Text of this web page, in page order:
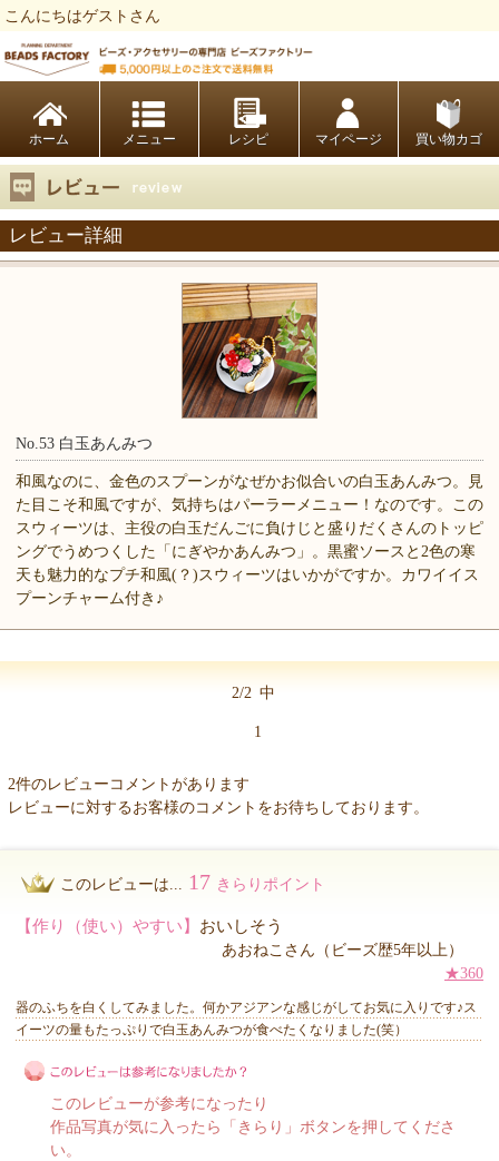
こんにちはゲストさん
ホーム レシピ マイページ 買い物カゴ
レビュー詳細
No.53 白玉あんみつ
和風なのに、金色のスプーンがなぜかお似合いの白玉あんみつ。見
た目こそ和風ですが、気持ちはパーラーメニュー！なのです。この
スウィーツは、主役の白玉だんごに負けじと盛りだくさんのトッピ
ングでうめつくした「にぎやかあんみつ」。黒蜜ソースと2色の寒
天も魅力的なプチ和風(？)スウィーツはいかがですか。カワイイス
プーンチャーム付き♪
2/2 中
1
2件のレビューコメントがあります
レビューに対するお客様のコメントをお待ちしております。
このレビューは... 17 きらりポイント
【作り（使い）やすい】 おいしそう
あおねこさん（ビーズ歴5年以上）
★360
器のふちを白くしてみました。何かアジアンな感じがしてお気に入りです♪ス
イーツの量もたっぷりで白玉あんみつが食べたくなりました(笑）
このレビューが参考になったり
作品写真が気に入ったら「きらり」ボタンを押してくださ
い。